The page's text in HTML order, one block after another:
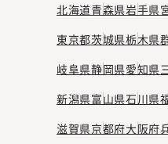
北海道青森県岩手県
東京都茨城県栃木県
岐阜県静岡県愛知県
新潟県富山県石川県
滋賀県京都府大阪府